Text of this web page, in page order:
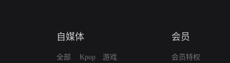
自媒体
全部
Kpop
游戏
会员
会员特权